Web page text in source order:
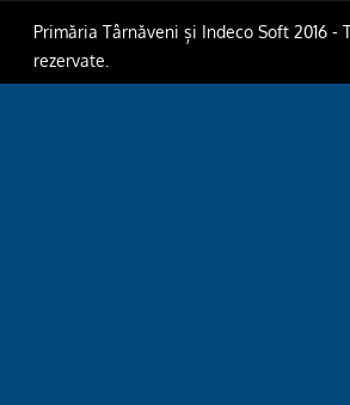
Primăria Târnăveni și Indeco Soft 2016 -
rezervate.